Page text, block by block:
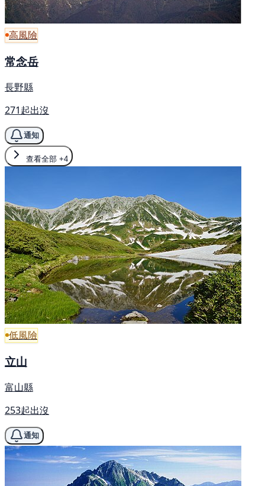
高風險
常念岳
長野縣
271起出沒
通知
查看全部 +4
低風險
立山
富山縣
253起出沒
通知